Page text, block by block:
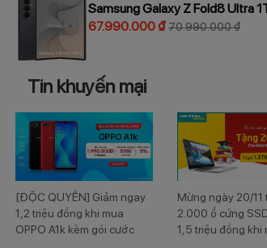
Samsung Galaxy Z Fold8 Ultra
67.990.000 ₫70.990.000 ₫
Tin khuyến mại
[ĐỘC QUYỀN] Giảm ngay
1,2 triệu đồng khi mua
OPPO A1k kèm gói cước
Mừng ngày 20/11
2.000 ổ cứng
1,5 triệu đồng khi